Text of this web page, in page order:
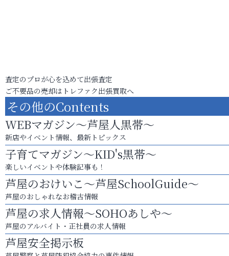
査定のプロが心を込めて出張査定
ご不要品の売却はトレファク出張買取へ
その他のContents
WEBマガジン～芦屋人黒帯～
新店やイベント情報、最新トピックス
子育てマガジン～KID's黒帯～
楽しいイベントや体験記事も！
芦屋のおけいこ～芦屋SchoolGuide～
芦屋のおしゃれなお稽古情報
芦屋の求人情報～SOHOあしや～
芦屋のアルバイト・正社員の求人情報
芦屋安全掲示板